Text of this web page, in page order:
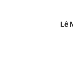
Lê